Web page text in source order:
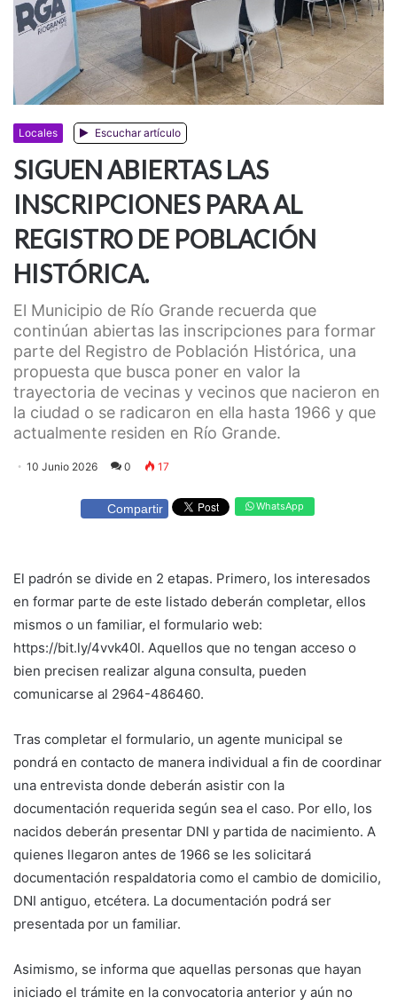
Locales Escuchar artículo
SIGUEN ABIERTAS LAS
INSCRIPCIONES PARA AL
REGISTRO DE POBLACIÓN
HISTÓRICA.
El Municipio de Río Grande recuerda que
continúan abiertas las inscripciones para formar
parte del Registro de Población Histórica, una
propuesta que busca poner en valor la
trayectoria de vecinas y vecinos que nacieron en
la ciudad o se radicaron en ella hasta 1966 y que
actualmente residen en Río Grande.
10 Junio 2026 0 17
Compartir WhatsApp
El padrón se divide en 2 etapas. Primero, los interesados
en formar parte de este listado deberán completar, ellos
mismos o un familiar, el formulario web:
https://bit.ly/4vvk40l. Aquellos que no tengan acceso o
bien precisen realizar alguna consulta, pueden
comunicarse al 2964-486460.
Tras completar el formulario, un agente municipal se
pondrá en contacto de manera individual a fin de coordinar
una entrevista donde deberán asistir con la
documentación requerida según sea el caso. Por ello, los
nacidos deberán presentar DNI y partida de nacimiento. A
quienes llegaron antes de 1966 se les solicitará
documentación respaldatoria como el cambio de domicilio,
DNI antiguo, etcétera. La documentación podrá ser
presentada por un familiar.
Asimismo, se informa que aquellas personas que hayan
iniciado el trámite en la convocatoria anterior y aún no